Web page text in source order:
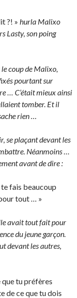
?! » hurla Malixo
Lasty, son poing
coup de Malixo,
pourtant sur
… C’était mieux ainsi
tomber. Et il
rien …
se plaçant devant les
Néanmoins …
avant de dire :
fais beaucoup
tout … »
avait tout fait pour
du jeune garçon.
devant les autres,
tu préfères
de ce que tu dois